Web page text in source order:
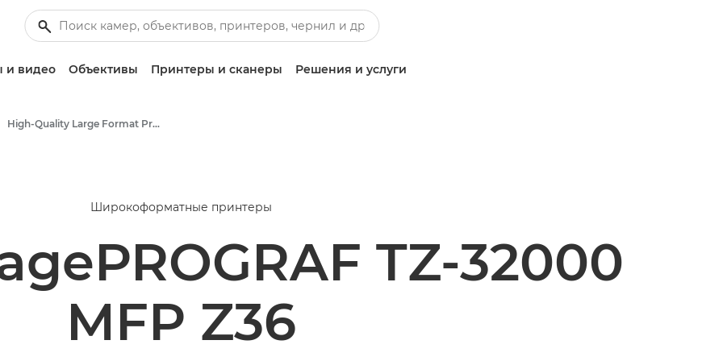
и видео Объективы Принтеры и сканеры Решения и услуги
High-Quality Large Format Printers for CAD/GIS and Stunning Graphics
Широкоформатные принтеры
TZ-32000
MFP Z36